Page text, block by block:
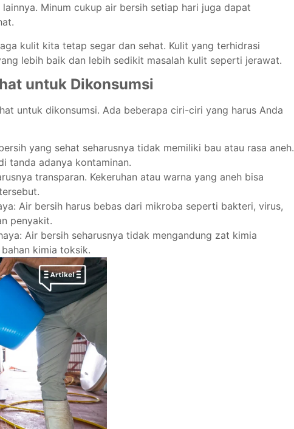
Minum cukup air bersih setiap hari juga dapat
kulit kita tetap segar dan sehat. Kulit yang terhidrasi
lebih baik dan lebih sedikit masalah kulit seperti jerawat.
untuk Dikonsumsi
untuk dikonsumsi. Ada beberapa ciri-ciri yang harus Anda
yang sehat seharusnya tidak memiliki bau atau rasa aneh.
tanda adanya kontaminan.
transparan. Kekeruhan atau warna yang aneh bisa
Air bersih harus bebas dari mikroba seperti bakteri, virus,
penyakit.
Air bersih seharusnya tidak mengandung zat kimia
kimia toksik.